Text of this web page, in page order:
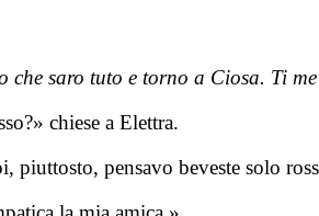
che saro tuto e torno a Ciosa. Ti
chiese a Elettra.
piuttosto, pensavo beveste solo